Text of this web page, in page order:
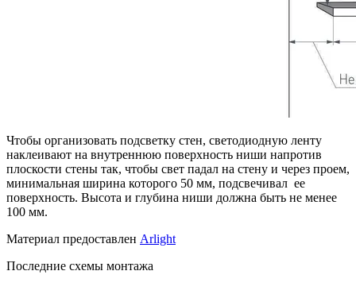
Чтобы организовать подсветку стен, светодиодную ленту
наклеивают на внутреннюю поверхность ниши напротив
плоскости стены так, чтобы свет падал на стену и через проем,
минимальная ширина которого 50 мм, подсвечивал ее
поверхность. Высота и глубина ниши должна быть не менее
100 мм.
Материал предоставлен Arlight
Последние схемы монтажа